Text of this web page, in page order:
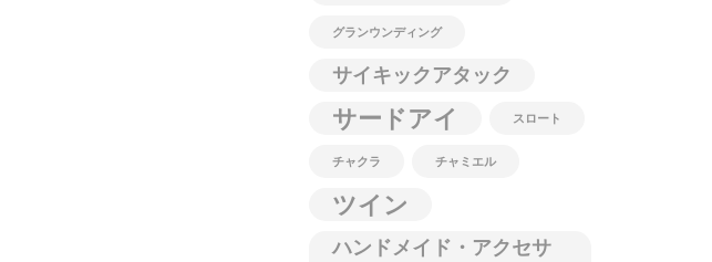
グランウンディング
サイキックアタック
サードアイ スロート
チャクラ チャミエル
ツイン
ハンドメイド・アクセサ